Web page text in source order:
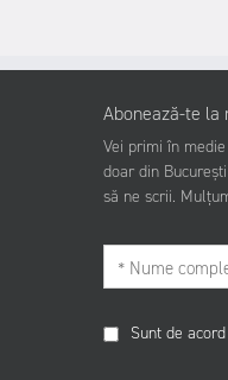
Abonează-te
Vei primi în
doar din
să ne scrii.
Sunt de